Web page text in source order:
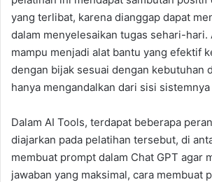
yang terlibat, karena dianggap dapat
dalam menyelesaikan tugas sehari-hari.
mampu menjadi alat bantu yang efektif
dengan bijak sesuai dengan kebutuhan
hanya mengandalkan dari sisi sistemnya
Dalam AI Tools, terdapat beberapa
diajarkan pada pelatihan tersebut, di
membuat prompt dalam Chat GPT agar
jawaban yang maksimal, cara membuat